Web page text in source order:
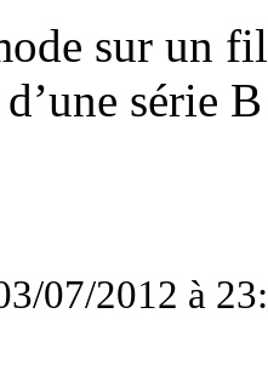
sur un
série
07/2012 à